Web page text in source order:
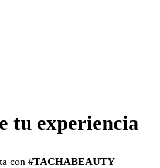
tu experiencia
con #TACHABEAUTY